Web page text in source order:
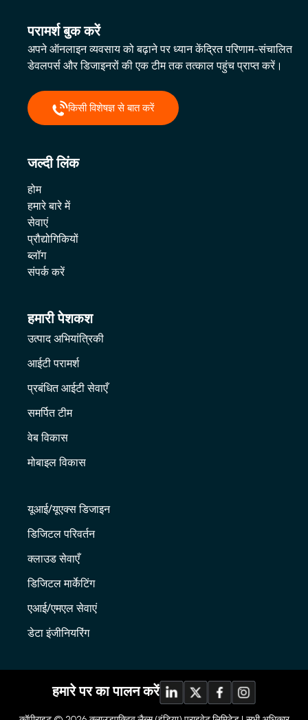
परामर्श बुक करें
अपने ऑनलाइन व्यवसाय को बढ़ाने पर ध्यान केंद्रित परिणाम-संचालित
डेवलपर्स और डिजाइनरों की एक टीम तक तत्काल पहुंच प्राप्त करें।
किसी विशेषज्ञ से बात करें
जल्दी लिंक
होम
हमारे बारे में
सेवाएं
प्रौद्योगिकियों
ब्लॉग
संपर्क करें
हमारी पेशकश
उत्पाद अभियांत्रिकी
आईटी परामर्श
प्रबंधित आईटी सेवाएँ
समर्पित टीम
वेब विकास
मोबाइल विकास
यूआई/यूएक्स डिजाइन
डिजिटल परिवर्तन
क्लाउड सेवाएँ
डिजिटल मार्केटिंग
एआई/एमएल सेवाएं
डेटा इंजीनियरिंग
हमारे पर का पालन करें